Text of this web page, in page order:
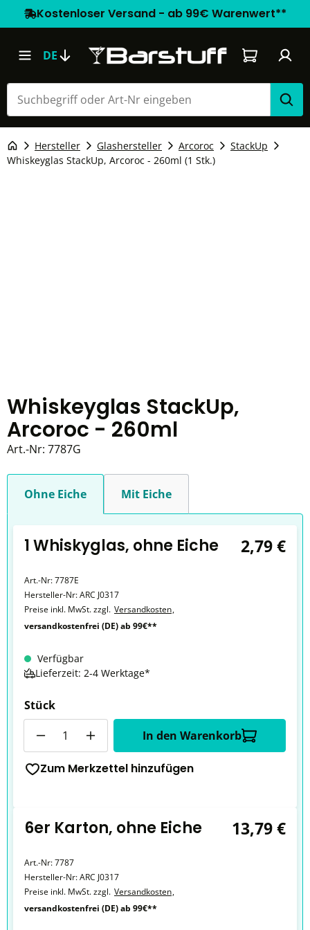
Kostenloser Versand - ab 99€ Warenwert**
DE Warenkorb
Hersteller Glashersteller Arcoroc
StackUp
Whiskeyglas StackUp, Arcoroc - 260ml (1 Stk.)
Whiskeyglas StackUp,
Arcoroc - 260ml
Art.-Nr: 7787G
Ohne Eiche Mit Eiche
1 Whiskyglas, ohne Eiche 2,79 €
Art.-Nr:7787E
Hersteller-Nr:ARC J0317
Preise inkl. MwSt. zzgl. Versandkosten,
versandkostenfrei (DE) ab 99€**
Verfügbar
Lieferzeit: 2-4 Werktage*
Stück
In den Warenkorb
Zum Merkzettel hinzufügen
6er Karton, ohne Eiche 13,79 €
Art.-Nr:7787
Hersteller-Nr:ARC J0317
Preise inkl. MwSt. zzgl. Versandkosten,
versandkostenfrei (DE) ab 99€**